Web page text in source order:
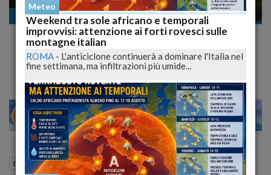
Cronaca nazionale
Processo eredità Sordi, Il fatto non sussiste,
tutti assolti gli imputati
MILANO 25 30
Cronaca nazionale Roma (RM) 28 Febbraio 2019 11:35
Meteo
Weekend tra sole africano e temporali
improvvisi: attenzione ai forti rovesci sulle
montagne italian
ROMA - L'anticiclone continuerà a dominare l'Italia nel
fine settimana, ma infiltrazioni più umide...